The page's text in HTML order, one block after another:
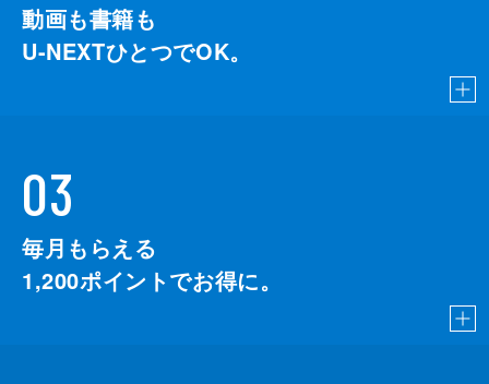
動画も書籍も
U-NEXTひとつでOK。
03
毎月もらえる
1,200ポイントでお得に。